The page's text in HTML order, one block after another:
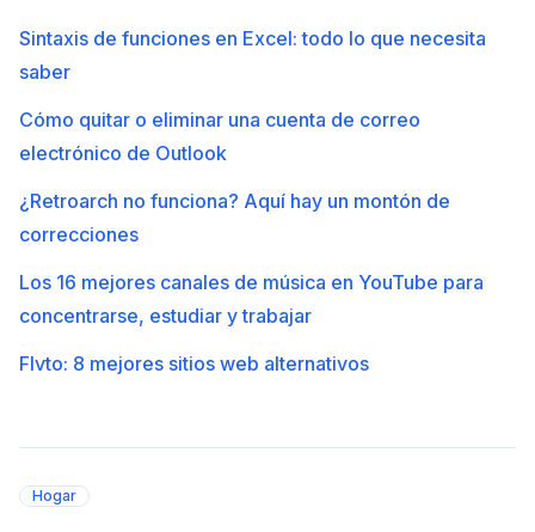
Sintaxis de funciones en Excel: todo lo que necesita
saber
Cómo quitar o eliminar una cuenta de correo
electrónico de Outlook
¿Retroarch no funciona? Aquí hay un montón de
correcciones
Los 16 mejores canales de música en YouTube para
concentrarse, estudiar y trabajar
Flvto: 8 mejores sitios web alternativos
Hogar